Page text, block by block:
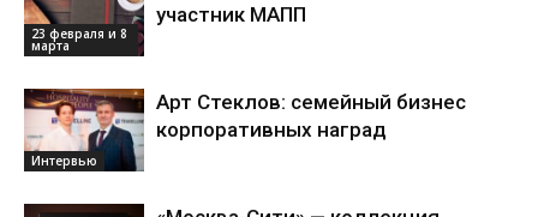
23 февраля и 8
марта
участник МАПП
Интервью
Арт Стеклов: семейный бизнес
корпоративных наград